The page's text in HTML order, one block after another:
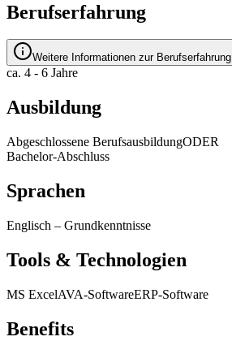
Berufserfahrung
Weitere Informationen zur Berufserfahrung
ca. 4 - 6 Jahre
Ausbildung
Abgeschlossene BerufsausbildungODER
Bachelor-Abschluss
Sprachen
Englisch – Grundkenntnisse
Tools & Technologien
MS ExcelAVA-SoftwareERP-Software
Benefits